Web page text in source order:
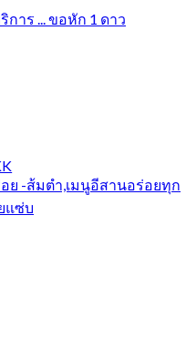
าร ... ขอหัก 1 ดาว
-ส้มตำ,เมนูอีสานอร่อยทุก
แซ่บ